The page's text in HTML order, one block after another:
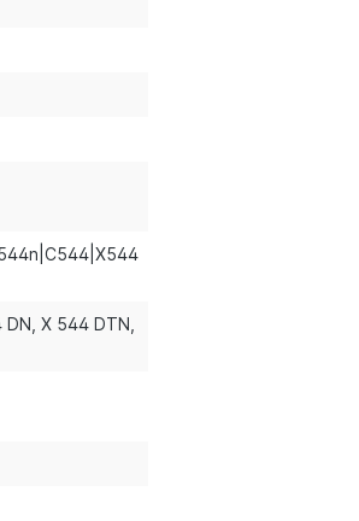
DN , X 544 DTN